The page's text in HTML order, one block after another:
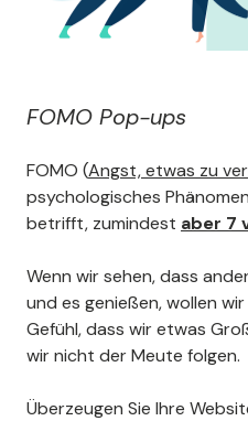
FOMO Pop-ups
FOMO (Angst, etwas zu
psychologisches
betrifft, zumindest aber 7
Wenn wir sehen, dass
und es genießen, wollen
Gefühl, dass wir etwas
wir nicht der Meute folgen.
Überzeugen Sie Ihre